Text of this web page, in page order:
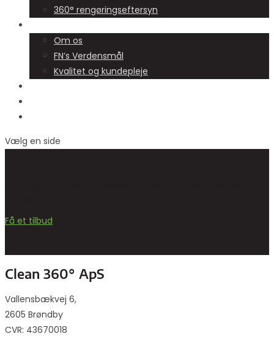
360° rengøringseftersyn
Om os
FN’s Verdensmål
Kvalitet og kundepleje
Vælg en side
Få et tilbud
Clean 360° ApS
Vallensbækvej 6,
2605 Brøndby
CVR: 43670018